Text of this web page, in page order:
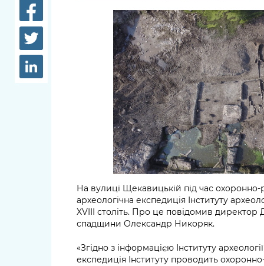
Структура
Рішення та розпорядження
Проєкти розпоряджень, що
перебувають на погодженні
КМВА
довідки
Лікарні
Освіта
заклади
Дороги,
парковки
На вулиці Щекавицькій під час охоронно-
археологічна експедиція Інституту
XVIII століть. Про це повідомив директор
спадщини Олександр Никоряк.
«Згідно з інформацією Інституту
експедиція Інституту проводить